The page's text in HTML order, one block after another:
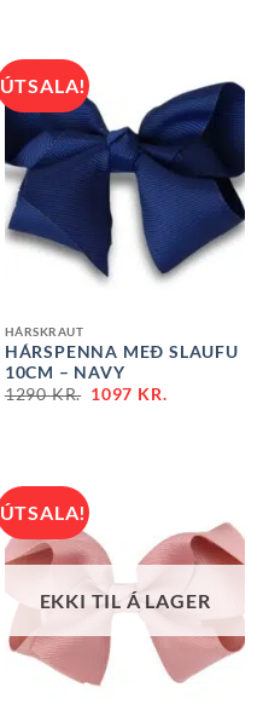
ÚTSALA!
HÁRSKRAUT
HÁRSPENNA MEÐ SLAUFU
10CM – NAVY
1290KR. 1097 KR.
ÚTSALA!
EKKI TIL Á LAGER